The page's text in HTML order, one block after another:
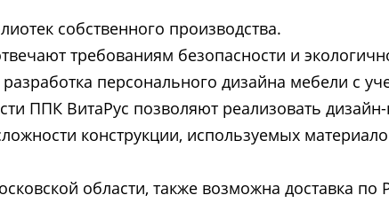
собственного производства.
требованиям безопасности и
персонального дизайна мебели с
ППК ВитаРус позволяют реализовать дизайн-
конструкции, используемых
области, также возможна доставка по